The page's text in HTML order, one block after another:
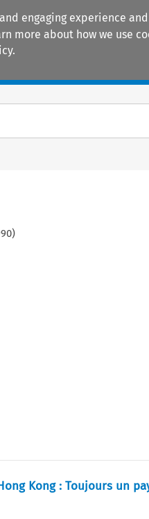
engaging experience
more about how we use
)
Kong : Toujours un